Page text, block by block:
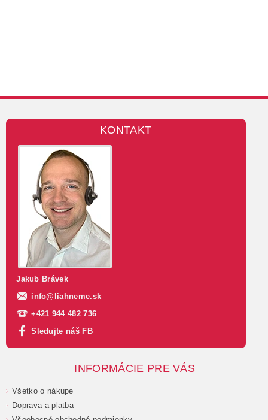
KONTAKT
Jakub Brávek
info@ liahneme.sk
+421 944 482 736
Sledujte náš FB
INFORMÁCIE PRE VÁS
Všetko o nákupe
Doprava a platba